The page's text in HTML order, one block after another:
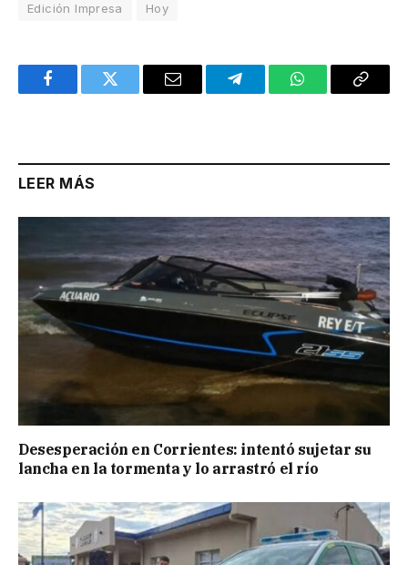
Edición Impresa Hoy
FacebookTwitter Email TelegramWhatsAppCopy
LEER MÁS
Desesperación en Corrientes: intentó sujetar su
lancha en la tormenta y lo arrastró el río